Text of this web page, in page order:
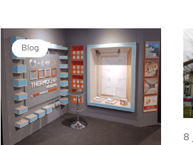
Blog
8